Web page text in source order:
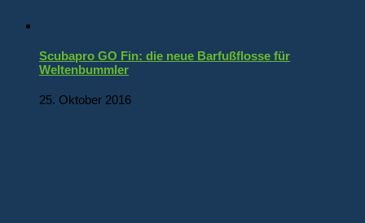
Scubapro GO Fin: die neue Barfußflosse für
Weltenbummler
25. Oktober 2016